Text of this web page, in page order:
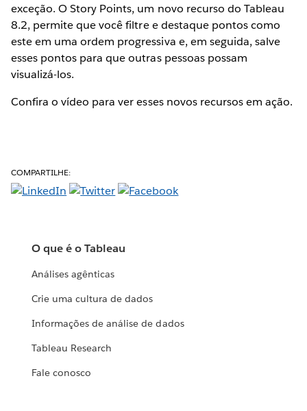
exceção. O Story Points, um novo recurso do Tableau
8.2, permite que você filtre e destaque pontos como
este em uma ordem progressiva e, em seguida, salve
esses pontos para que outras pessoas possam
visualizá-los.
Confira o vídeo para ver esses novos recursos em ação.
COMPARTILHE:
O que é o Tableau
Análises agênticas
Crie uma cultura de dados
Informações de análise de dados
Tableau Research
Fale conosco